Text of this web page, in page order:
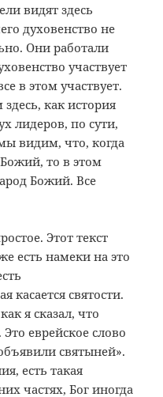
видят здесь
духовенство не
Они работали
участвует
в этом участвует.
как история
лидеров, по сути,
видим, что, когда
то в этом
Божий. Все
Этот текст
есть намеки на это
касается святости.
я сказал, что
еврейское слово
святыней».
есть такая
частях, Бог иногда